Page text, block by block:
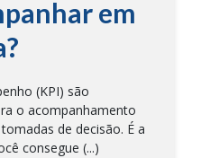
em
(KPI) são
o acompanhamento
de decisão. É a
consegue (...)